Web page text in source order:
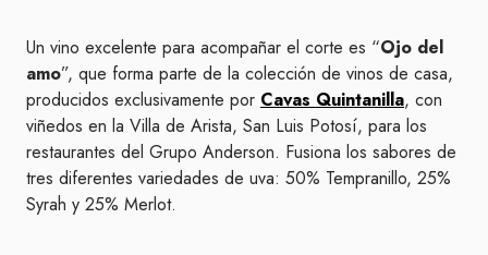
Un vino excelente para acompañar el corte es “Ojo del
amo”, que forma parte de la colección de vinos de casa,
producidos exclusivamente por Cavas Quintanilla, con
viñedos en la Villa de Arista, San Luis Potosí, para los
restaurantes del Grupo Anderson. Fusiona los sabores de
tres diferentes variedades de uva: 50% Tempranillo, 25%
Syrah y 25% Merlot.